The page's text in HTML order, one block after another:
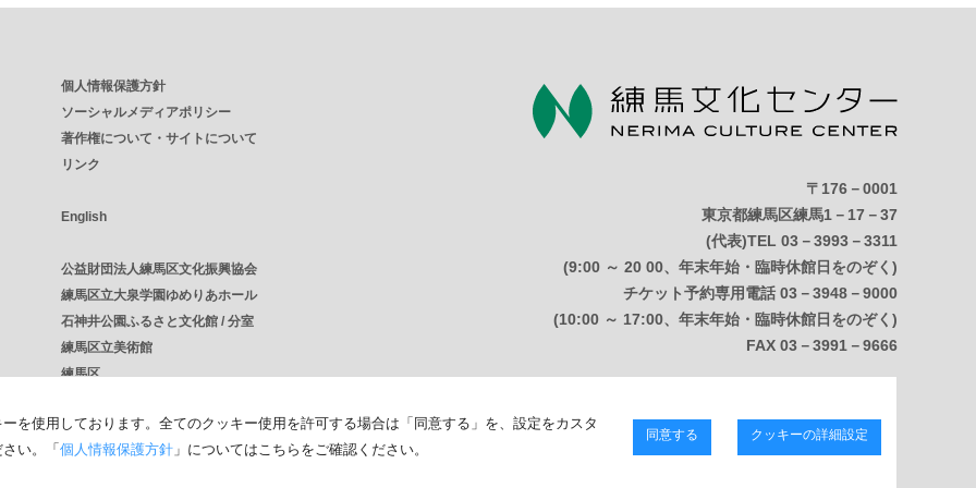
個人情報保護方針
ソーシャルメディアポリシー
著作権について・サイトについて
リンク
English
公益財団法人練馬区文化振興協会
練馬区立大泉学園ゆめりあホール
石神井公園ふるさと文化館 / 分室
練馬区立美術館
練馬区
〒176－0001
東京都練馬区練馬1－17－37
(代表)TEL 03－3993－3311
(9:00 ～ 20 00、年末年始・臨時休館日をのぞく)
チケット予約専用電話 03－3948－9000
(10:00 ～ 17:00、年末年始・臨時休館日をのぞく)
FAX 03－3991－9666
を使用しております。全てのクッキー使用を許可する場合は「同意する」を、設定をカスタ
さい。「個人情報保護方針 」についてはこちらをご確認ください。
同意する クッキーの詳細設定